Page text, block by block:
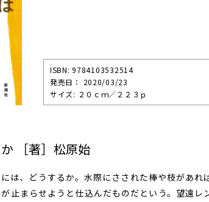
ISBN: 9784103532514
発売⽇： 2020/03/23
サイズ: ２０ｃｍ／２２３ｐ
［著］松原始
は、どうするか。水際にさされた棒や枝があれ
止まらせようと仕込んだものだという。望遠レ